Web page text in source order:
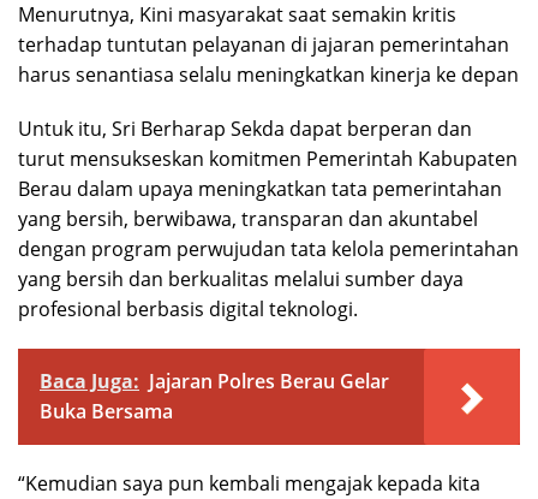
Menurutnya, Kini masyarakat saat semakin kritis
terhadap tuntutan pelayanan di jajaran pemerintahan
harus senantiasa selalu meningkatkan kinerja ke depan
Untuk itu, Sri Berharap Sekda dapat berperan dan
turut mensukseskan komitmen Pemerintah Kabupaten
Berau dalam upaya meningkatkan tata pemerintahan
yang bersih, berwibawa, transparan dan akuntabel
dengan program perwujudan tata kelola pemerintahan
yang bersih dan berkualitas melalui sumber daya
profesional berbasis digital teknologi.
Baca Juga: Jajaran Polres Berau Gelar
Buka Bersama
“Kemudian saya pun kembali mengajak kepada kita